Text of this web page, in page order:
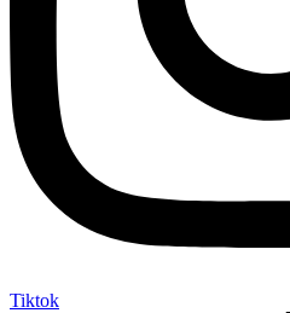
Tiktok